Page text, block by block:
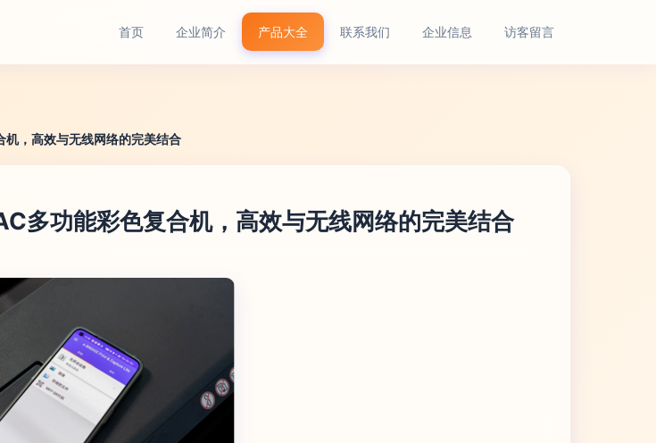
首页 企业简介 产品大全 联系我们 企业信息 访客留言
，高效与无线网络的完美结合
多功能彩色复合机，高效与无线网络的完美结合